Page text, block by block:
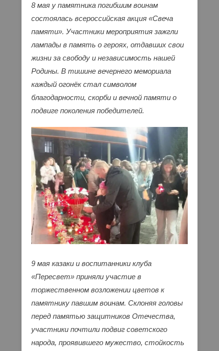
8 мая у памятника погибшим воинам
состоялась всероссийская акция «Свеча
памяти». Участники мероприятия зажгли
лампады в память о героях, отдавших свои
жизни за свободу и независимость нашей
Родины. В тишине вечернего мемориала
каждый огонёк стал символом
благодарности, скорби и вечной памяти о
подвиге поколения победителей.
9 мая казаки и воспитанники клуба
«Пересвет» приняли участие в
торжественном возложении цветов к
памятнику павшим воинам. Склоняя головы
перед памятью защитников Отечества,
участники почтили подвиг советского
народа, проявившего мужество, стойкость